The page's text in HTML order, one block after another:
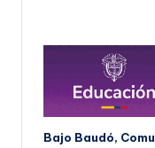
Bajo Baudó,